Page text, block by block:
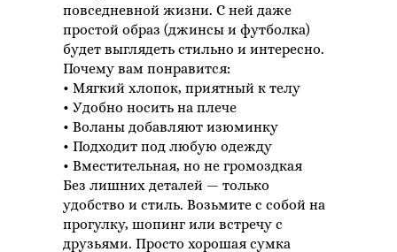
повседневной жизни. С ней даже
простой образ (джинсы и футболка)
будет выглядеть стильно и интересно.
Почему вам понравится:
Мягкий хлопок, приятный к телу
Удобно носить на плече
Воланы добавляют изюминку
Подходит под любую одежду
Вместительная, но не громоздкая
Без лишних деталей — только
удобство и стиль. Возьмите с собой на
прогулку, шопинг или встречу с
друзьями. Просто хорошая сумка